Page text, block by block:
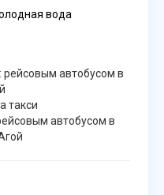
вода
рейсовым автобусом в
такси
автобусом в